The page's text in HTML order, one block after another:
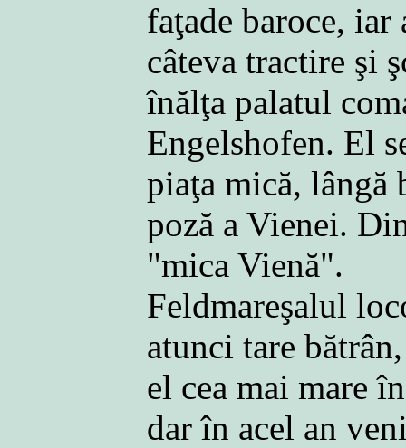
faţade baroce,
câteva tractire şi
înălţa palatul
Engelshofen. El
piaţa mică, lângă
poză a Vienei.
"mica Vienă".
Feldmareşalul
atunci tare
el cea mai mare
dar în acel an